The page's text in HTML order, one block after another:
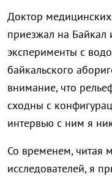
Доктор
приезжал на
эксперименты с
байкальского
внимание, что
сходны с
интервью с ним я
Со временем, читая
исследователей, я